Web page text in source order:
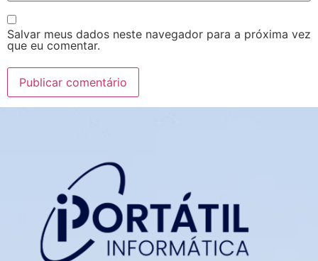
Salvar meus dados neste navegador para a próxima vez
que eu comentar.